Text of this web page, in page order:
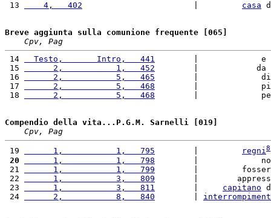
13
    4,   402
casa
Breve aggiunta sulla comunione frequente [065]
Cpv, Pag
14
  Testo,       Intro,   441
|
15
      2,           1,   452
        |            da
16
      2,           5,   465
|
17
      2,           5,   468
|
18
      2,           5,   468
|
Compendio della vita...P.G.M. Sarnelli [019]
Cpv, Pag
19
      1,           1,   795
regni8
20
      1,           1,   798
|
21
      1,           1,   799
|
22
      1,           3,   809
|
23
      1,           3,   811
capitano
24
      2,           8,   840